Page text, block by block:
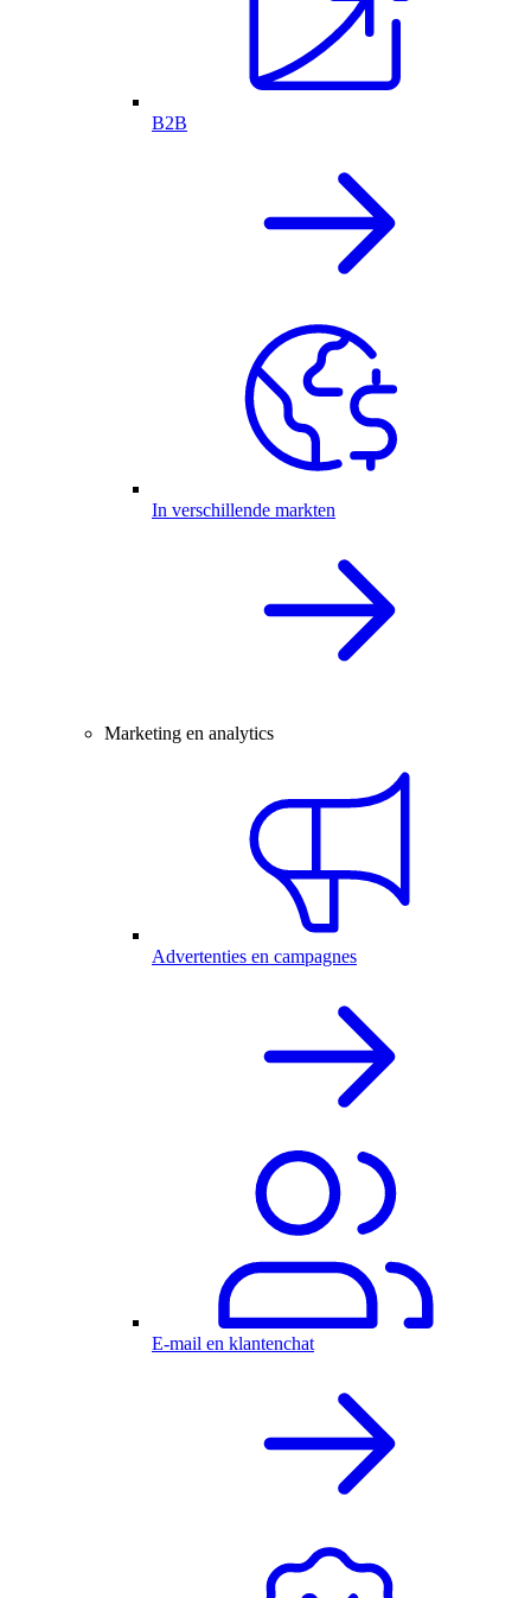
B2B
In verschillende markten
Marketing en analytics
Advertenties en campagnes
E-mail en klantenchat